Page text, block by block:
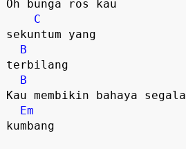
Oh bunga ros kau
C
sekuntum yang
B
terbilang
B
Kau membikin bahaya segala
Em
kumbang